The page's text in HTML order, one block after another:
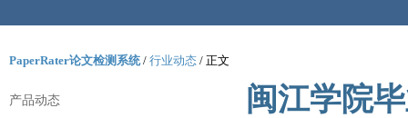
PaperRater论文检测系统/ 行业动态 / 正文
产品动态 闽江学院